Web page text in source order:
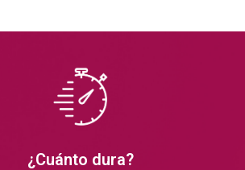
¿Cuánto dura?